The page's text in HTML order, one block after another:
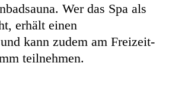
Wer das Spa als
erhält einen
kann zudem am Freizeit-
teilnehmen.